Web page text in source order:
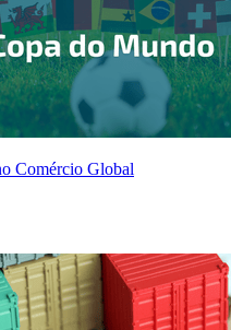
Comércio Global